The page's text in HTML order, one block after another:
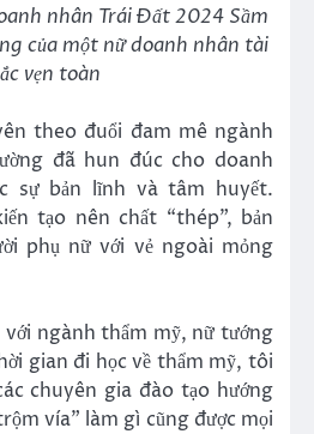
nhân Trái Đất 2024 Sầm
của một nữ doanh nhân tài
vẹn toàn
theo đuổi đam mê ngành
đã hun đúc cho doanh
sự bản lĩnh và tâm huyết.
tạo nên chất “thép”, bản
phụ nữ với vẻ ngoài mỏng
với ngành thẩm mỹ, nữ tướng
gian đi học về thẩm mỹ, tôi
chuyên gia đào tạo hướng
vía” làm gì cũng được mọi